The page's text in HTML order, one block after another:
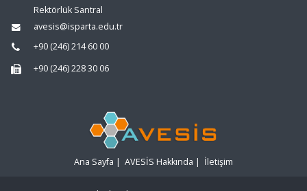
Rektörlük Santral
avesis@isparta.edu.tr
+90 (246) 214 60 00
+90 (246) 228 30 06
Ana Sayfa | AVESİS Hakkında | İletişim